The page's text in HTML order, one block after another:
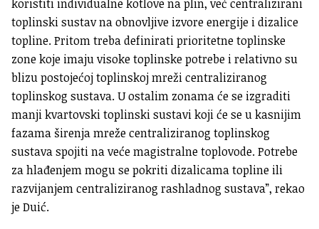
koristiti individualne kotlove na plin, već centralizirani
toplinski sustav na obnovljive izvore energije i dizalice
topline. Pritom treba definirati prioritetne toplinske
zone koje imaju visoke toplinske potrebe i relativno su
blizu postojećoj toplinskoj mreži centraliziranog
toplinskog sustava. U ostalim zonama će se izgraditi
manji kvartovski toplinski sustavi koji će se u kasnijim
fazama širenja mreže centraliziranog toplinskog
sustava spojiti na veće magistralne toplovode. Potrebe
za hlađenjem mogu se pokriti dizalicama topline ili
razvijanjem centraliziranog rashladnog sustava”, rekao
je Duić.